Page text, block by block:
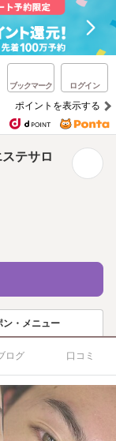
ブックマーク ログイン
ポイントを表示する
テサロ
ン・メニュー
ログ 口コミ